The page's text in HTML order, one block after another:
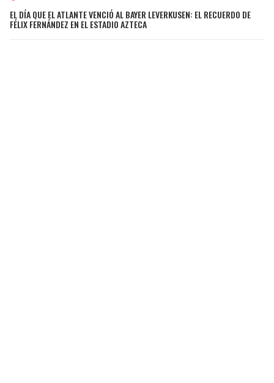
EL DÍA QUE EL ATLANTE VENCIÓ AL BAYER LEVERKUSEN: EL RECUERDO DE
FÉLIX FERNÁNDEZ EN EL ESTADIO AZTECA